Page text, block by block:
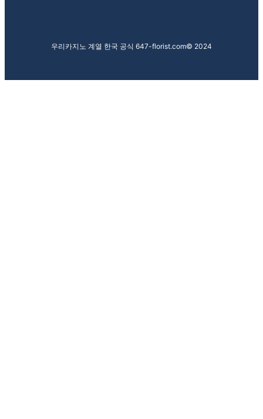
우리카지노 계열 한국 공식 647-florist.com© 2024